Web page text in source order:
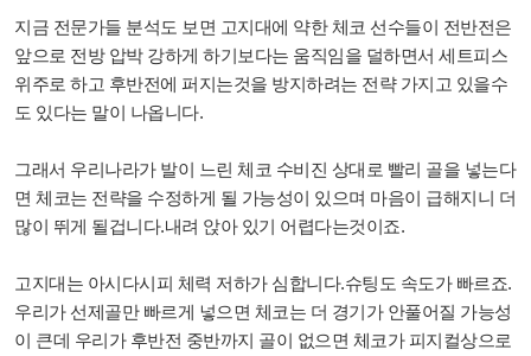
지금 전문가들 분석도 보면 고지대에 약한 체코 선수들이 전반전은
앞으로 전방 압박 강하게 하기보다는 움직임을 덜하면서 세트피스
위주로 하고 후반전에 퍼지는것을 방지하려는 전략 가지고 있을수
도 있다는 말이 나옵니다.
그래서 우리나라가 발이 느린 체코 수비진 상대로 빨리 골을 넣는다
면 체코는 전략을 수정하게 될 가능성이 있으며 마음이 급해지니 더
많이 뛰게 될겁니다.내려 앉아 있기 어렵다는것이죠.
고지대는 아시다시피 체력 저하가 심합니다.슈팅도 속도가 빠르죠.
우리가 선제골만 빠르게 넣으면 체코는 더 경기가 안풀어질 가능성
이 큰데 우리가 후반전 중반까지 골이 없으면 체코가 피지컬상으로